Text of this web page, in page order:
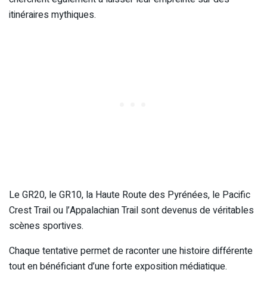
itinéraires mythiques.
Le GR20, le GR10, la Haute Route des Pyrénées, le Pacific
Crest Trail ou l’Appalachian Trail sont devenus de véritables
scènes sportives.
Chaque tentative permet de raconter une histoire différente
tout en bénéficiant d’une forte exposition médiatique.